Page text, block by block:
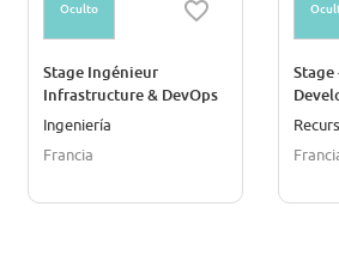
Oculto
Stage Ingénieur
Infrastructure & DevOps
H/F
Ingeniería
Francia
Stage